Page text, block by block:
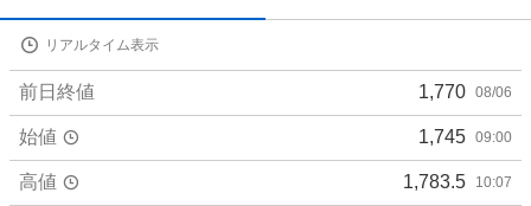
詳
値
リアルタイム表示
前日終値 1,770 08/06
始値 1,745 09:00
高値 1,783.5 10:07